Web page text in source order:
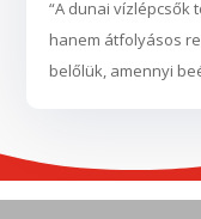
“A dunai vízlépcsők
hanem átfolyásos
belőlük, amennyi